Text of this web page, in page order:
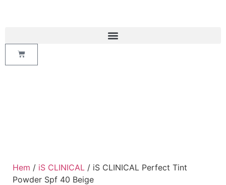
Hem / iS CLINICAL / iS CLINICAL Perfect Tint
Powder Spf 40 Beige